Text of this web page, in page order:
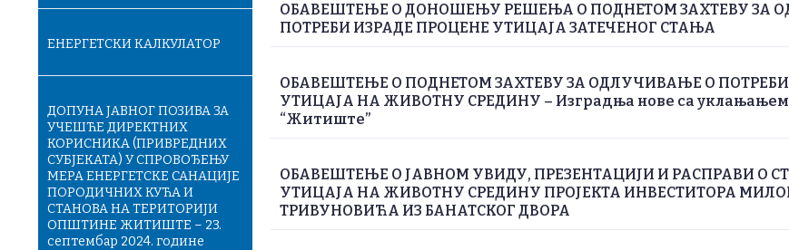
ЕНЕРГЕТСКИ КАЛКУЛАТОР
ДОПУНА ЈАВНОГ ПОЗИВА ЗА
УЧЕШЋЕ ДИРЕКТНИХ
КОРИСНИКА (ПРИВРЕДНИХ
СУБЈЕКАТА) У СПРОВОЂЕЊУ
МЕРА ЕНЕРГЕТСКЕ САНАЦИЈЕ
ПОРОДИЧНИХ КУЋА И
СТАНОВА НА ТЕРИТОРИЈИ
ОПШТИНЕ ЖИТИШТЕ – 23.
септембар 2024. године
ОБАВЕШТЕЊЕ О ДОНОШЕЊУ РЕШЕЊА О ПОДНЕТОМ ЗАХТЕВУ ЗА
ПОТРЕБИ ИЗРАДЕ ПРОЦЕНЕ УТИЦАЈА ЗАТЕЧЕНОГ СТАЊА
ОБАВЕШТЕЊЕ О ПОДНЕТОМ ЗАХТЕВУ ЗА ОДЛУЧИВАЊЕ О
УТИЦАЈА НА ЖИВОТНУ СРЕДИНУ – Изградња нове са уклањањем
“Житиште”
ОБАВЕШТЕЊЕ О ЈАВНОМ УВИДУ, ПРЕЗЕНТАЦИЈИ И РАСПРАВИ О
УТИЦАЈА НА ЖИВОТНУ СРЕДИНУ ПРОЈЕКТА ИНВЕСТИТОРА
ТРИВУНОВИЋА ИЗ БАНАТСКОГ ДВОРА